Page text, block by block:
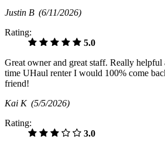
Justin B (6/11/2026)
Rating:
5.0
Great owner and great staff. Really
time UHaul renter I would 100% come
friend!
Kai K (5/5/2026)
Rating:
3.0